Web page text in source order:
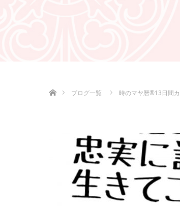
ブログ一覧
時のマヤ暦®13日間